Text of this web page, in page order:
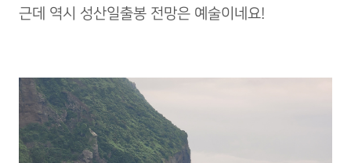
근데 역시 성산일출봉 전망은 예술이네요!